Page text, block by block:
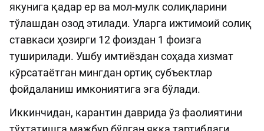
якунига қадар ер ва мол-мулк солиқларини
тўлашдан озод этилади. Уларга ижтимоий солиқ
ставкаси ҳозирги 12 фоиздан 1 фоизга
туширилади. Ушбу имтиёздан соҳада хизмат
кўрсатаётган мингдан ортиқ субъектлар
фойдаланиш имкониятига эга бўлади.
Иккинчидан, карантин даврида ўз фаолиятини